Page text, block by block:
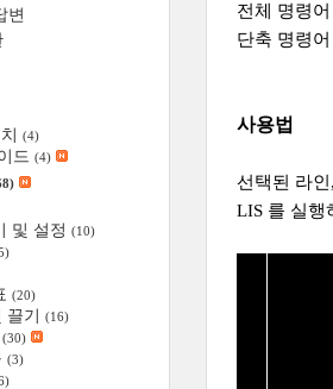
변
(4)
드 (4)
및 설정 (10)
(20)
끌기 (16)
(30)
(3)
전체 명령
단축 명령
사용법
선택된 라
LIS 를 실행